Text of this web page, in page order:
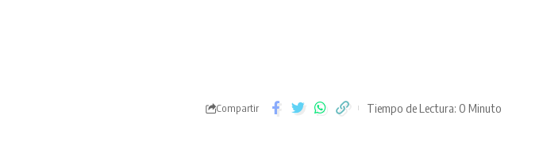
Compartir Tiempo de Lectura: 0 Minuto